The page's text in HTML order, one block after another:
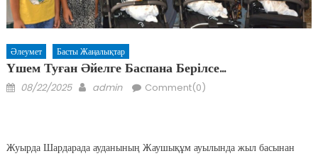
Әлеумет Басты Жаңалықтар
Үшем Туған Әйелге Баспана Берілсе…
Posted
08/22/2025 Author
admin Comment(0)
Жуырда Шардарада ауданының Жаушықұм ауылында жыл басынан